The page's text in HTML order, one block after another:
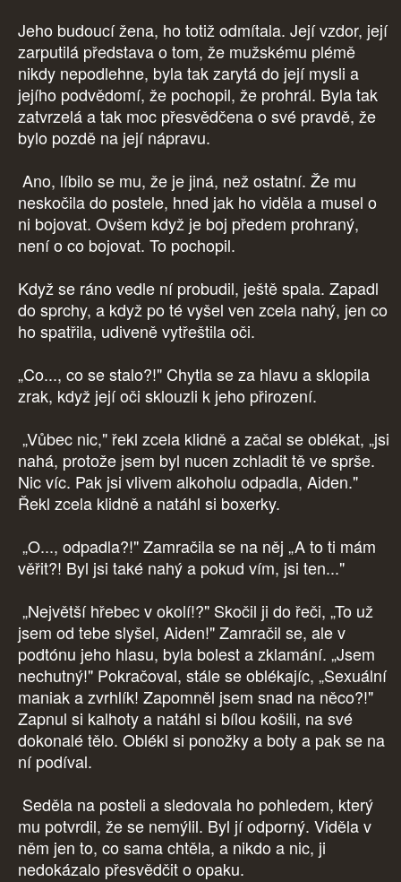
Jeho budoucí žena, ho totiž odmítala. Její vzdor, její
zarputilá představa o tom, že mužskému plémě
nikdy nepodlehne, byla tak zarytá do její mysli a
jejího podvědomí, že pochopil, že prohrál. Byla tak
zatvrzelá a tak moc přesvědčena o své pravdě, že
bylo pozdě na její nápravu.
Ano, líbilo se mu, že je jiná, než ostatní. Že mu
neskočila do postele, hned jak ho viděla a musel o
ni bojovat. Ovšem když je boj předem prohraný,
není o co bojovat. To pochopil.
Když se ráno vedle ní probudil, ještě spala. Zapadl
do sprchy, a když po té vyšel ven zcela nahý, jen co
ho spatřila, udiveně vytřeštila oči.
„Co..., co se stalo?!" Chytla se za hlavu a sklopila
zrak, když její oči sklouzli k jeho přirození.
„Vůbec nic," řekl zcela klidně a začal se oblékat, „jsi
nahá, protože jsem byl nucen zchladit tě ve sprše.
Nic víc. Pak jsi vlivem alkoholu odpadla, Aiden."
Řekl zcela klidně a natáhl si boxerky.
„O..., odpadla?!" Zamračila se na něj „A to ti mám
věřit?! Byl jsi také nahý a pokud vím, jsi ten..."
„Největší hřebec v okolí!?" Skočil ji do řeči, „To už
jsem od tebe slyšel, Aiden!" Zamračil se, ale v
podtónu jeho hlasu, byla bolest a zklamání. „Jsem
nechutný!" Pokračoval, stále se oblékajíc, „Sexuální
maniak a zvrhlík! Zapomněl jsem snad na něco?!"
Zapnul si kalhoty a natáhl si bílou košili, na své
dokonalé tělo. Oblékl si ponožky a boty a pak se na
ní podíval.
Seděla na posteli a sledovala ho pohledem, který
mu potvrdil, že se nemýlil. Byl jí odporný. Viděla v
něm jen to, co sama chtěla, a nikdo a nic, ji
nedokázalo přesvědčit o opaku.